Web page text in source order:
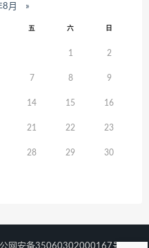
月 »
五 六 日
1 2
7 8 9
14 15 16
21 22 23
28 29 30